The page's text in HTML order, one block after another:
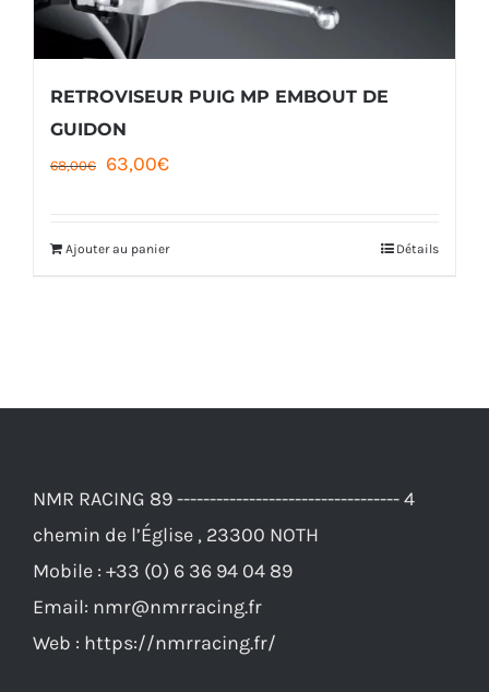
RETROVISEUR PUIG MP EMBOUT DE
GUIDON
68,00€
Le
63,00€Le
Ajouter au panier Détails
NMR RACING 89 ---------------------------------- 4
chemin de l’Église , 23300 NOTH
Mobile : +33 (0) 6 36 94 04 89
Email: nmr@nmrracing.fr
Web : https://nmrracing.fr/